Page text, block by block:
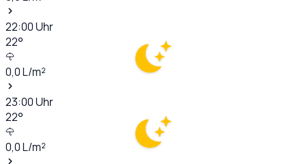
22:00Uhr
22°
0,0L/m²
23:00Uhr
22°
0,0L/m²